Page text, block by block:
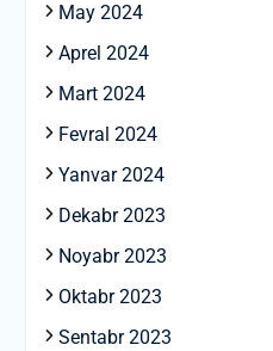
May 2024
Aprel 2024
Mart 2024
Fevral 2024
Yanvar 2024
Dekabr 2023
Noyabr 2023
Oktabr 2023
Sentabr 2023